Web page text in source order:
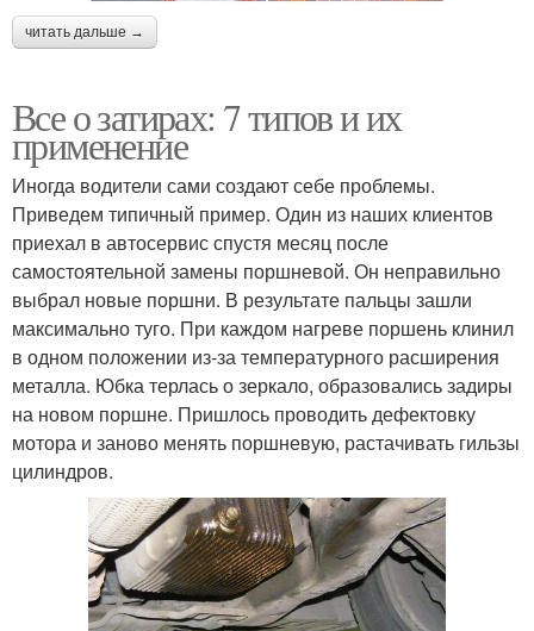
читать дальше →
Все о затирах: 7 типов и их
применение
Иногда водители сами создают себе проблемы.
Приведем типичный пример. Один из наших клиентов
приехал в автосервис спустя месяц после
самостоятельной замены поршневой. Он неправильно
выбрал новые поршни. В результате пальцы зашли
максимально туго. При каждом нагреве поршень клинил
в одном положении из‐за температурного расширения
металла. Юбка терлась о зеркало, образовались задиры
на новом поршне. Пришлось проводить дефектовку
мотора и заново менять поршневую, растачивать гильзы
цилиндров.